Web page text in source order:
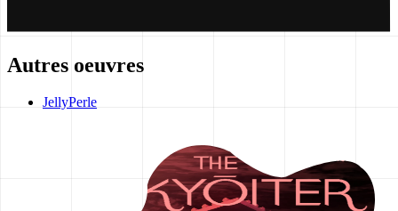
Autres oeuvres
JellyPerle